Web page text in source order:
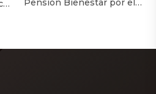
Pensión Bienestar por el
Abuelo (o Día de la Persona